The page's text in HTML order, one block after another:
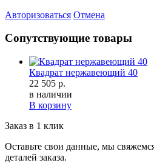
Авторизоваться Отмена
Сопутствующие товары
Квадрат нержавеющий 40
22 505 р.
в наличии
В корзину
Заказ в 1 клик
Оставьте свои данные, мы
деталей заказа.